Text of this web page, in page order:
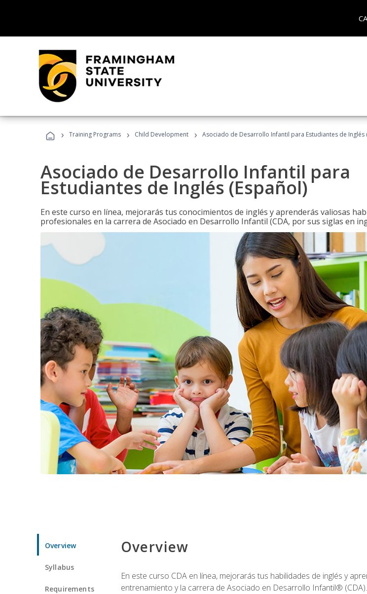
› Training Programs › Child Development › Asociado de Desarrollo Infantil para Estudiantes de Inglés
Asociado de Desarrollo Infantil para
Estudiantes de Inglés (Español)
En este curso en línea, mejorarás tus conocimientos de inglés y aprenderás valiosas
profesionales en la carrera de Asociado en Desarrollo Infantil (CDA, por sus siglas en
Overview
Syllabus
Requirements
Overview
En este curso CDA en línea, mejorarás tus habilidades de inglés y
entrenamiento y la carrera de Asociado en Desarrollo Infantil® (CDA).